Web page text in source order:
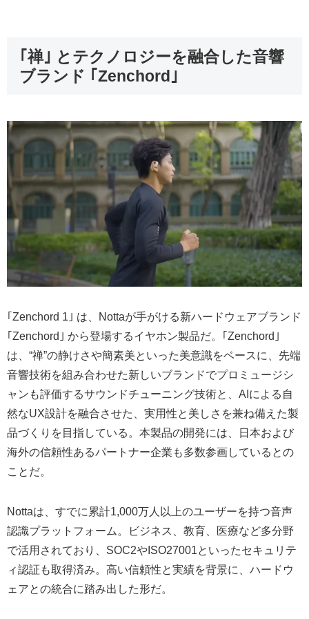
｢禅｣ とテクノロジーを融合した音響
ブランド ｢Zenchord｣
｢Zenchord 1｣ は、Nottaが手がける新ハードウェアブランド
｢Zenchord｣ から登場するイヤホン製品だ。｢Zenchord｣
は、“禅”の静けさや簡素美といった美意識をベースに、先端
音響技術を組み合わせた新しいブランドでプロミュージシ
ャンも評価するサウンドチューニング技術と、AIによる自
然なUX設計を融合させた、実用性と美しさを兼ね備えた製
品づくりを目指している。本製品の開発には、日本および
海外の信頼性あるパートナー企業も多数参画しているとの
ことだ。
Nottaは、すでに累計1,000万人以上のユーザーを持つ音声
認識プラットフォーム。ビジネス、教育、医療など多分野
で活用されており、SOC2やISO27001といったセキュリテ
ィ認証も取得済み。高い信頼性と実績を背景に、ハードウ
ェアとの統合に踏み出した形だ。